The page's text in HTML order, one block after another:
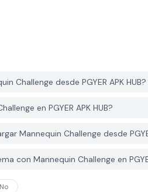
Challenge desde PGYER APK HUB?
en PGYER APK HUB?
Mannequin Challenge desde
con Mannequin Challenge en
No